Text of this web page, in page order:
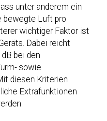
unter anderem ein
bewegte Luft pro
wichtiger Faktor ist
Dabei reicht
bei den
sowie
diesen Kriterien
Extrafunktionen